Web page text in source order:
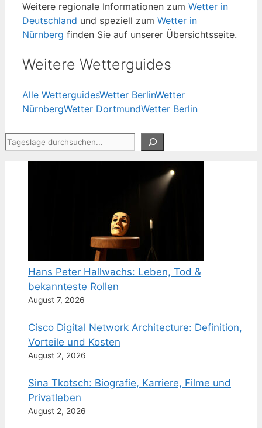
Weitere regionale Informationen zum Wetter in
Deutschland und speziell zum Wetter in
Nürnberg finden Sie auf unserer Übersichtsseite.
Weitere Wetterguides
Alle WetterguidesWetter BerlinWetter
NürnbergWetter DortmundWetter Berlin
Suchen
Hans Peter Hallwachs: Leben, Tod &
bekannteste Rollen
August 7, 2026
Cisco Digital Network Architecture: Definition,
Vorteile und Kosten
August 2, 2026
Sina Tkotsch: Biografie, Karriere, Filme und
Privatleben
August 2, 2026